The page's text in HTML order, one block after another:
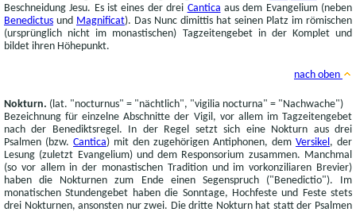
Beschneidung Jesu. Es ist eines der drei Cantica aus dem Evangelium (neben
Benedictus und Magnificat). Das Nunc dimittis hat seinen Platz im römischen
(ursprünglich nicht im monastischen) Tagzeitengebet in der Komplet und
bildet ihren Höhepunkt.
nach oben
Nokturn. (lat. "nocturnus" = "nächtlich", "vigilia nocturna" = "Nachwache")
Bezeichnung für einzelne Abschnitte der Vigil, vor allem im Tagzeitengebet
nach der Benediktsregel. In der Regel setzt sich eine Nokturn aus drei
Psalmen (bzw. Cantica) mit den zugehörigen Antiphonen, dem Versikel , der
Lesung (zuletzt Evangelium) und dem Responsorium zusammen. Manchmal
(so vor allem in der monastischen Tradition und im vorkonziliaren Brevier)
haben die Nokturnen zum Ende einen Segenspruch ("Benedictio"). Im
monatischen Stundengebet haben die Sonntage, Hochfeste und Feste stets
drei Nokturnen, ansonsten nur zwei. Die dritte Nokturn hat statt der Psalmen